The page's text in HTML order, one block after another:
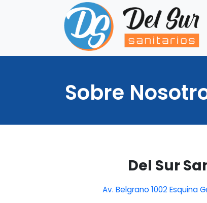
Sobre
Del Sur
Av. Belgrano 1002 Esquina